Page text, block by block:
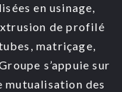
en usinage,
de profilé
matriçage,
s’appuie sur
mutualisation des